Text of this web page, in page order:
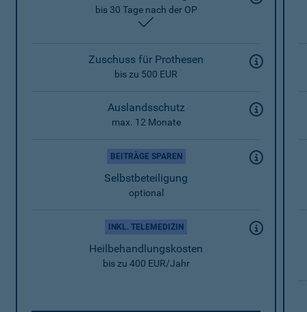
bis 30 Tage nach der OP
Zuschuss für Prothesen
bis zu 500 EUR
Auslandsschutz
max. 12 Monate
BEITRÄGE SPAREN
Selbstbeteiligung
optional
INKL. TELEMEDIZIN
Heilbehandlungskosten
bis zu 400 EUR/Jahr